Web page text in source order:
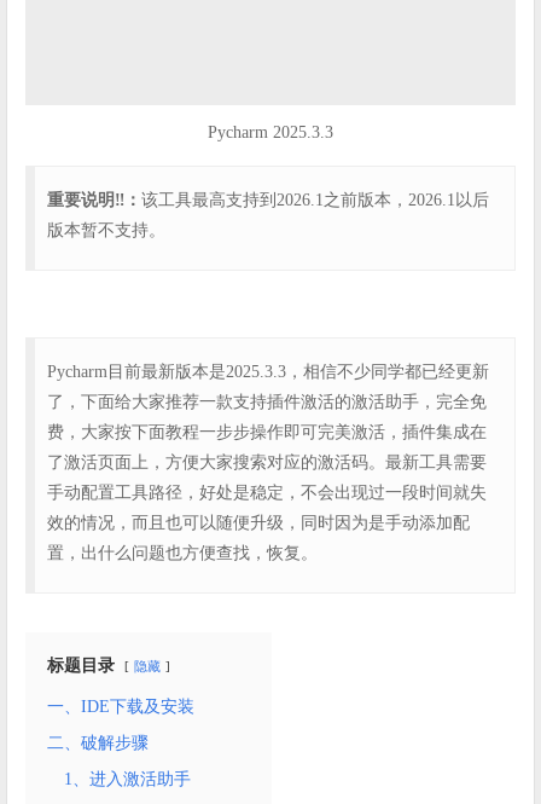
Pycharm 2025.3.3
重要说明‼️： 该工具最高支持到2026.1之前版本，2026.1以后
版本暂不支持。
Pycharm目前最新版本是2025.3.3，相信不少同学都已经更新
了，下面给大家推荐一款支持插件激活的激活助手，完全免
费，大家按下面教程一步步操作即可完美激活，插件集成在
了激活页面上，方便大家搜索对应的激活码。最新工具需要
手动配置工具路径，好处是稳定，不会出现过一段时间就失
效的情况，而且也可以随便升级，同时因为是手动添加配
置，出什么问题也方便查找，恢复。
标题目录 隐藏
一、IDE下载及安装
二、破解步骤
1、进入激活助手